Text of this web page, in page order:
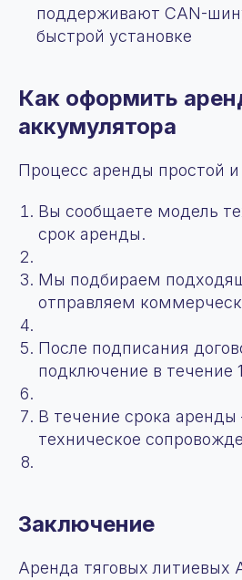
поддерживают CAN-
быстрой установке
Как оформить
аккумулятора
Процесс аренды простой
Вы сообщаете модель
срок аренды.
Мы подбираем
отправляем
После подписания
подключение в течение
В течение срока
техническое
Заключение
Аренда тяговых литиевых